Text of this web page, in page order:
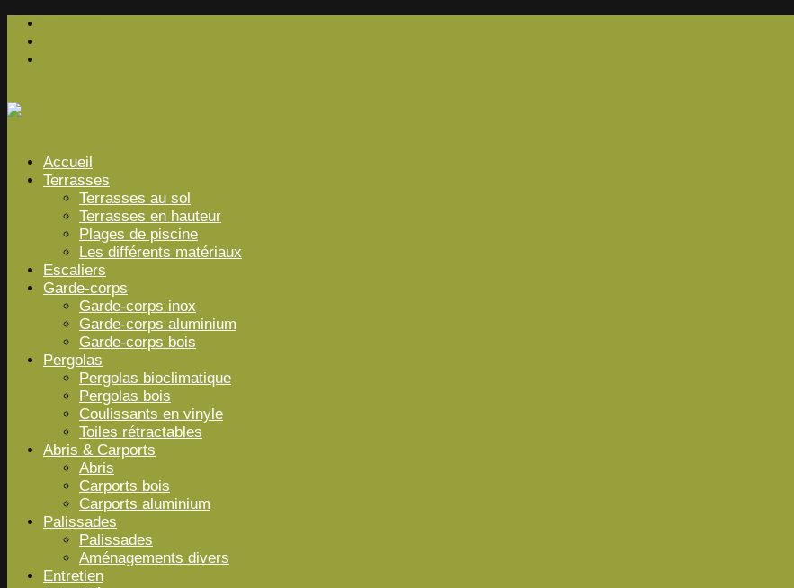
Accueil
Terrasses
Terrasses au sol
Terrasses en hauteur
Plages de piscine
Les différents matériaux
Escaliers
Garde-corps
Garde-corps inox
Garde-corps aluminium
Garde-corps bois
Pergolas
Pergolas bioclimatique
Pergolas bois
Coulissants en vinyle
Toiles rétractables
Abris & Carports
Abris
Carports bois
Carports aluminium
Palissades
Palissades
Aménagements divers
Entretien